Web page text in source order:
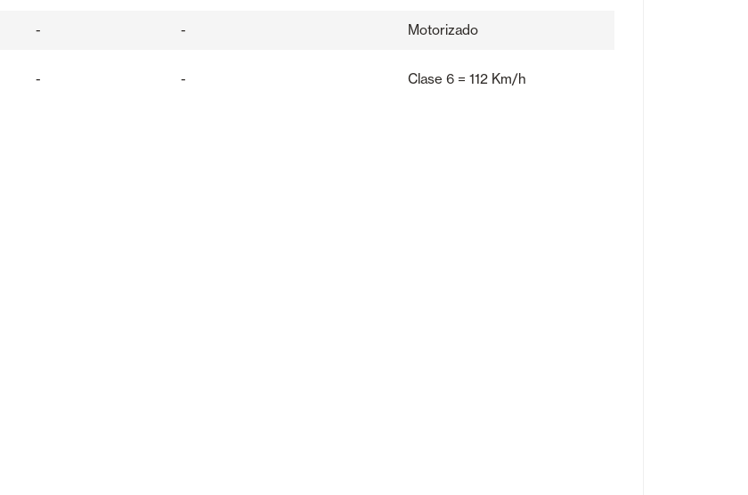
- - Motorizado
- - Clase 6 = 112 Km/h